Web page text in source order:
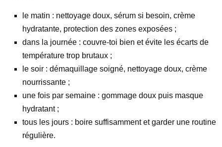
le matin : nettoyage doux, sérum si besoin, crème
hydratante, protection des zones exposées ;
dans la journée : couvre-toi bien et évite les écarts de
température trop brutaux ;
le soir : démaquillage soigné, nettoyage doux, crème
nourrissante ;
une fois par semaine : gommage doux puis masque
hydratant ;
tous les jours : boire suffisamment et garder une routine
régulière.